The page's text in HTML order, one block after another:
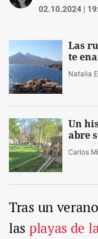
02.10.2024 |
Las
te
Natalia
Un
abre
Carlos
Tras un
las playas de